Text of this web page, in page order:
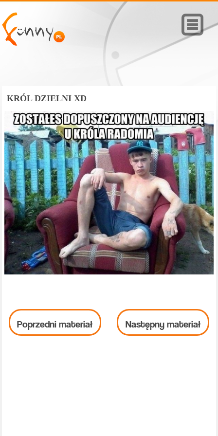
KRÓL DZIELNI XD
Poprzedni materiał Następny materiał